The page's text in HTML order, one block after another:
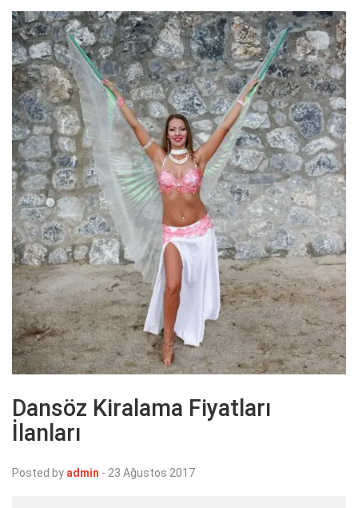
Dansöz Kiralama Fiyatları
İlanları
Posted by admin - 23 Ağustos 2017